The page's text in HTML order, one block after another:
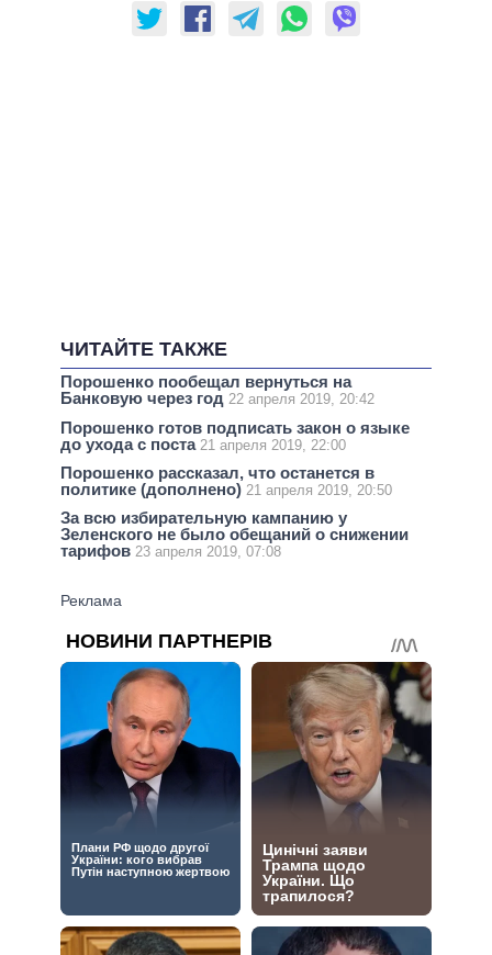
ЧИТАЙТЕ ТАКЖЕ
Порошенко пообещал вернуться на
Банковую через год 22 апреля 2019, 20:42
Порошенко готов подписать закон о языке
до ухода с поста 21 апреля 2019, 22:00
Порошенко рассказал, что останется в
политике (дополнено) 21 апреля 2019, 20:50
За всю избирательную кампанию у
Зеленского не было обещаний о снижении
тарифов 23 апреля 2019, 07:08